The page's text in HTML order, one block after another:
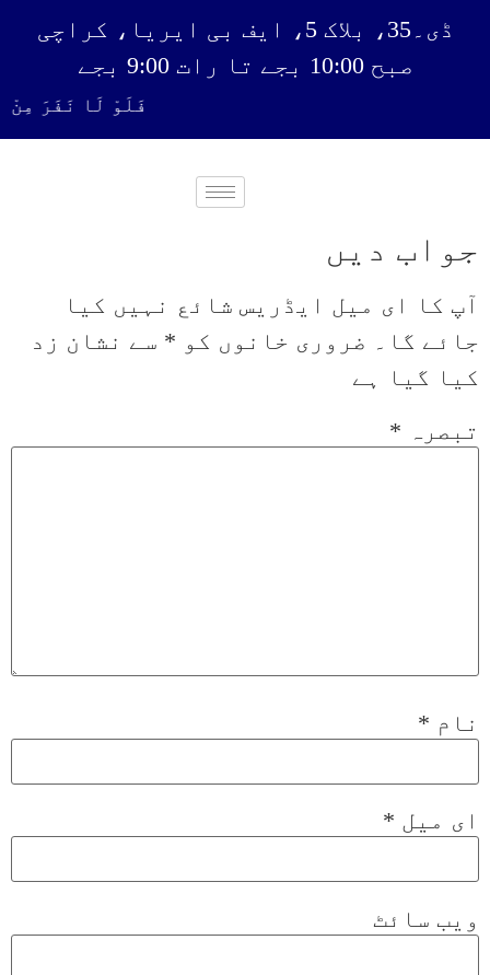
ڈی۔35، بلاک 5، ایف بی ایریا، کراچی
صبح 10:00 بجے تا رات 9:00 بجے
فَلَوْ لَا نَفَرَ مِنْ
جواب دیں
آپ کا ای میل ایڈریس شائع نہیں کیا
جائے گا۔ ضروری خانوں کو * سے نشان زد
کیا گیا ہے
تبصرہ *
نام *
ای میل *
ویب‌ سائٹ